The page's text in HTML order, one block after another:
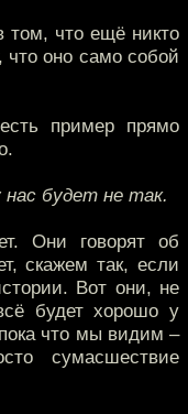
том, что ещё никто
что оно само собой
пример прямо
нас будет не так.
Они говорят об
скажем так, если
Вот они, не
будет хорошо у
что мы видим –
сумасшествие